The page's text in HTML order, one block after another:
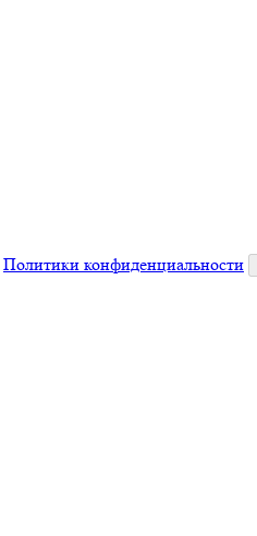
Политики конфиденциальности